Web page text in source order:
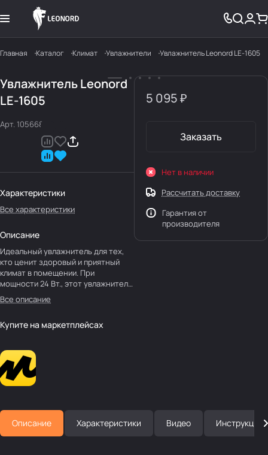
Главная Каталог Климат Увлажнители Увлажнитель Leonord LE-1605
Увлажнитель Leonord
LE-1605
Арт. 105668
Характеристики
Все характеристики
Описание
Идеальный увлажнитель для тех,
кто ценит здоровый и приятный
климат в помещении. При
мощности 24 Вт., этот увлажнитель
создает приятный прохладный
туман, который может покрыть
Все описание
Купите на маркетплейсах
5 095 ₽
Заказать
Нет в наличии
Рассчитать доставку
Гарантия от
производителя
Описание Характеристики Видео Инструкция